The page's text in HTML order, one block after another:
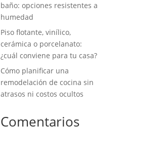
baño: opciones resistentes a
humedad
Piso flotante, vinílico,
cerámica o porcelanato:
¿cuál conviene para tu casa?
Cómo planificar una
remodelación de cocina sin
atrasos ni costos ocultos
Comentarios